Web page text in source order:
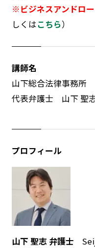
※ビジネスアンドロ
しくはこちら）
講師名
山下総合法律事務所
代表弁護士 山下 聖
プロフィール
山下 聖志 弁護士